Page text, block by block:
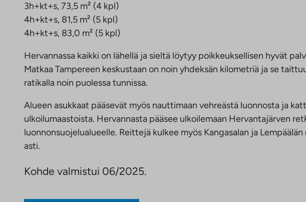
3h+kt+s, 73,5 m² (4 kpl)
4h+kt+s, 81,5 m² (5 kpl)
4h+kt+s, 83,0 m² (5 kpl)
Hervannassa kaikki on lähellä ja sieltä löytyy poikkeuksellisen hyvät
Matkaa Tampereen keskustaan on noin yhdeksän kilometriä ja se
ratikalla noin puolessa tunnissa.
Alueen asukkaat pääsevät myös nauttimaan vehreästä luonnosta ja
ulkoilumaastoista. Hervannasta pääsee ulkoilemaan Hervantajärven
luonnonsuojelualueelle. Reittejä kulkee myös Kangasalan ja Lempäälän
asti.
Kohde valmistui 06/2025.